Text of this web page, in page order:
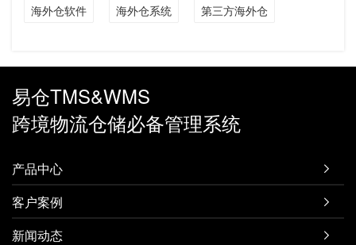
海外仓软件 海外仓系统 第三方海外仓
易仓TMS&WMS
跨境物流仓储必备管理系统
产品中心 
客户案例 
新闻动态 